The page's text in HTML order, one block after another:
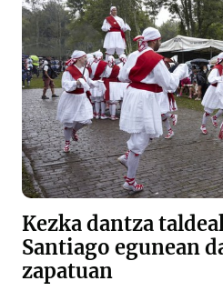
Kezka dantza
Santiago egunean
zapatuan